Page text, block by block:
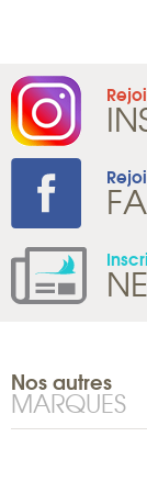
Nos autres
MARQUES